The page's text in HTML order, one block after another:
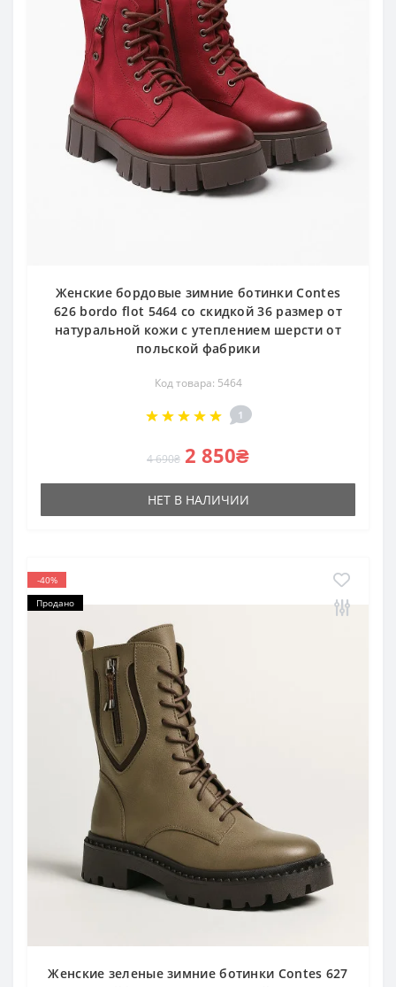
Женские бордовые зимние ботинки Contes
626 bordo flot 5464 со скидкой 36 размер от
натуральной кожи с утеплением шерсти от
польской фабрики
Код товара: 5464
1
4 690₴ 2 850₴
НЕТ В НАЛИЧИИ
-40%
Продано
Женские зеленые зимние ботинки Contes 627